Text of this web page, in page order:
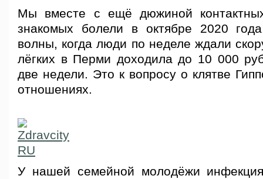
Мы вместе с ещё дюжиной
знакомых болели в октябре 2020
волны, когда люди по неделе ждали
лёгких в Перми доходила до 10 000
две недели. Это к вопросу о клятве
отношениях.
У нашей семейной молодёжи